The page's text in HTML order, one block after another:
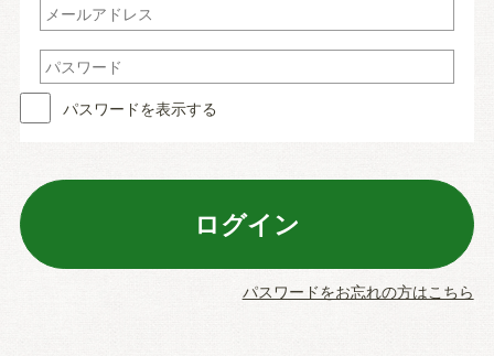
パスワードを表示する
パスワードをお忘れの方はこちら